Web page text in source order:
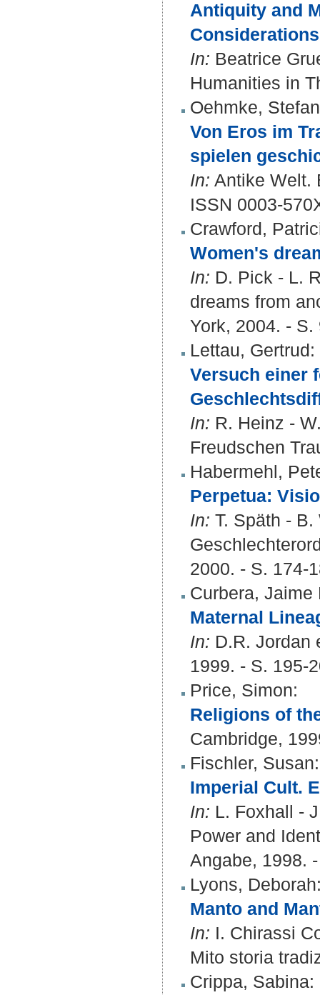
Antiquity and
In: Beatrice
Humanities in
Oehmke,
Von Eros im
spielen
In: Antike Welt.
ISSN 0003-
Crawford,
Women's
In: D. Pick - L.
dreams from
York, 2004. - S.
Lettau, Gertrud:
Versuch einer
In: R. Heinz -
Freudschen
Habermehl,
Perpetua:
In: T. Späth -
2000. - S. 174-
Curbera, Jaime
Maternal
In: D.R. Jordan
1999. - S. 195-
Price, Simon:
Religions of
Cambridge,
Fischler, Susan:
Imperial Cult.
In: L. Foxhall -
Power and
Angabe, 1998.
Lyons, Deborah
Manto and
In: I. Chirassi
Mito storia
Crippa, Sabina: